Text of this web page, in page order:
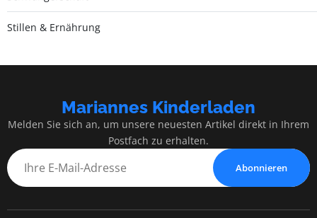
Stillen & Ernährung
Mariannes Kinderladen
Melden Sie sich an, um unsere neuesten Artikel direkt in Ihrem
Postfach zu erhalten.
Abonnieren